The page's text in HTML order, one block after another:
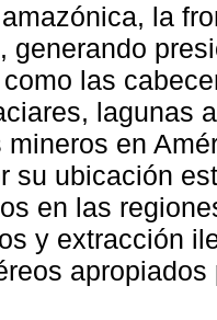
la
generando
las
lagunas
mineros en
su ubicación
en las
y extracción